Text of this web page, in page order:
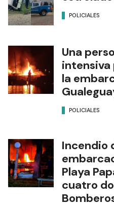
POLICIALES
Una
intensiva
la
POLICIALES
Incendio
Playa
cuatro